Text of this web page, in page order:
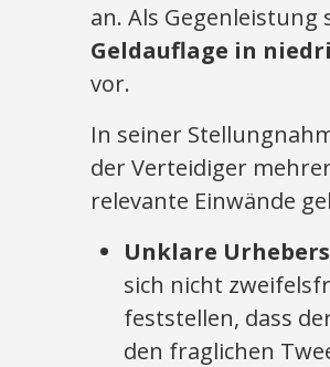
an. Als Gegenleistung
Geldauflage in
vor.
In seiner
der Verteidiger
relevante Einwände
Unklare
sich nicht
feststellen, dass
den fraglichen